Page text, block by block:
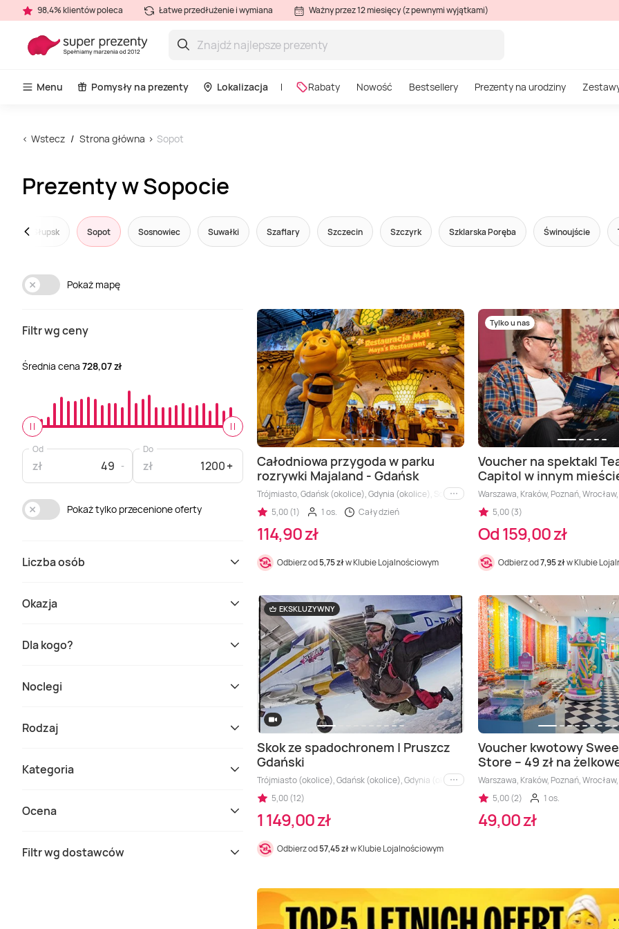
98,4% klientów poleca Łatwe przedłużenie i wymiana Ważny przez 12 miesięcy (z pewnymi wyjątkami)
Menu Pomysły na prezenty Lokalizacja Rabaty Nowość Bestsellery Prezenty na urodziny
Wstecz Strona główna Sopot
Prezenty w Sopocie
Słupsk Sopot Sosnowiec Suwałki Szaflary Szczecin Szczyrk Szklarska Poręba Świnoujście
Pokaż mapę
Filtr wg ceny
Średnia cena 728,07 zł
Od
zł
Do
zł
Pokaż tylko przecenione oferty
Liczba osób
Okazja
Dla kogo?
Noclegi
Rodzaj
Kategoria
Ocena
Filtr wg dostawców
Całodniowa przygoda w parku
rozrywki Majaland - Gdańsk
Trójmiasto, Gdańsk (okolice), Gdynia (okolice), Sopot (okolice)
i inne
5,00 (1)
1 os. Cały dzień
114,90 zł
Odbierz od5,75 złw Klubie Lojalnościowym
Tylko u nas
Voucher na spektakl
Capitol w innym
Warszawa, Kraków, Poznań,
5,00 (3)
Od 159,00 zł
Odbierz od7,95 złw Klubie
EKSKLUZYWNY
Skok ze spadochronem | Pruszcz
Gdański
Trójmiasto (okolice), Gdańsk (okolice), Gdynia (okolice), Morze, Sopot (okolice)
i inne
5,00 (12)
1 149,00 zł
Odbierz od57,45 złw Klubie Lojalnościowym
Voucher kwotowy
Store – 49 zł na
Warszawa, Kraków, Poznań,
5,00 (2)
1 os.
49,00 zł